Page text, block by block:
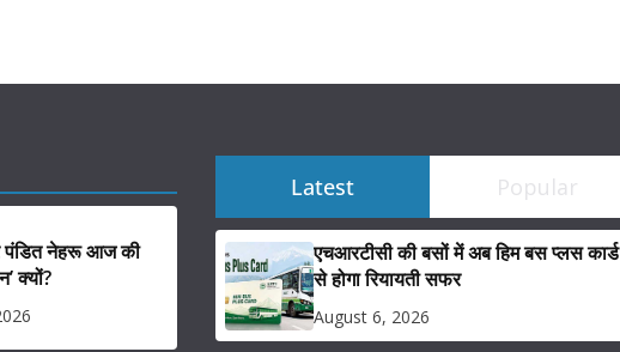
पंडित नेहरू आज की
क्यों?
Latest Popular
एचआरटीसी की बसों में अब हिम बस प्लस कार्ड
से होगा रियायती सफर
August 6, 2026